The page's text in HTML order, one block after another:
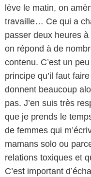
lève le matin, on
travaille… Ce qui a
passer deux heures
on répond à de
contenu. C’est un
principe qu’il faut
donnent beaucoup
pas. J’en suis très
que je prends le
de femmes qui
mamans solo ou
relations toxiques et
C’est important